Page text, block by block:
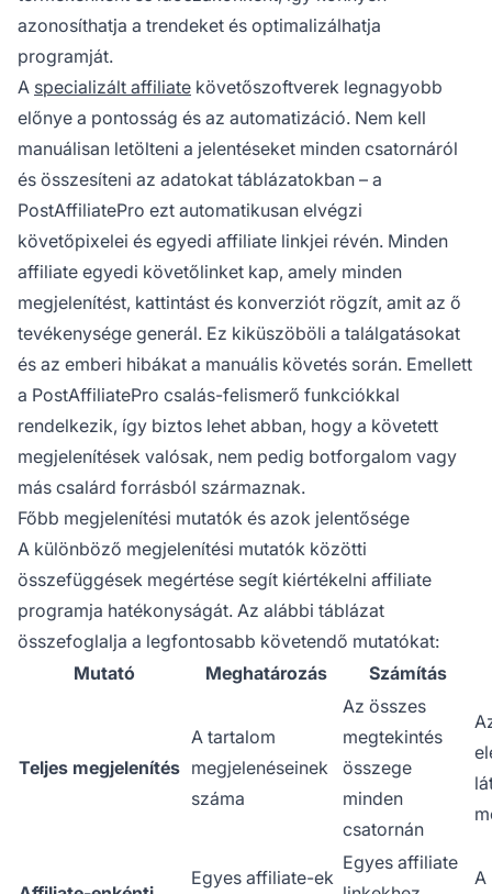
azonosíthatja a trendeket és optimalizálhatja
programját.
A specializált affiliate követőszoftverek legnagyobb
előnye a pontosság és az automatizáció. Nem kell
manuálisan letölteni a jelentéseket minden csatornáról
és összesíteni az adatokat táblázatokban – a
PostAffiliatePro ezt automatikusan elvégzi
követőpixelei és egyedi affiliate linkjei révén. Minden
affiliate egyedi követőlinket kap, amely minden
megjelenítést, kattintást és konverziót rögzít, amit az ő
tevékenysége generál. Ez kiküszöböli a találgatásokat
és az emberi hibákat a manuális követés során. Emellett
a PostAffiliatePro csalás-felismerő funkciókkal
rendelkezik, így biztos lehet abban, hogy a követett
megjelenítések valósak, nem pedig botforgalom vagy
más csalárd forrásból származnak.
Főbb megjelenítési mutatók és azok jelentősége
A különböző megjelenítési mutatók közötti
összefüggések megértése segít kiértékelni affiliate
programja hatékonyságát. Az alábbi táblázat
összefoglalja a legfontosabb követendő mutatókat:
Mutató
Meghatározás Számítás
Teljes megjelenítés
A tartalom
megjelenéseinek
száma
Az összes
megtekintés
összege
minden
csatornán
Egyes affiliate-ek
Egyes affiliate
A